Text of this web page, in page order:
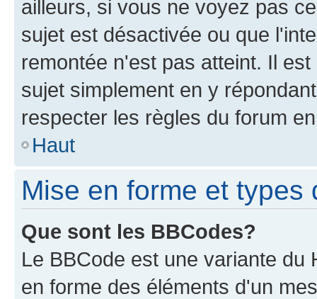
ailleurs, si vous ne voyez pas
sujet est désactivée ou que
remontée n'est pas atteint. Il
sujet simplement en y
respecter les règles du forum
Haut
Mise en forme et types
Que sont les BBCodes?
Le BBCode est une variante du
en forme des éléments d'un